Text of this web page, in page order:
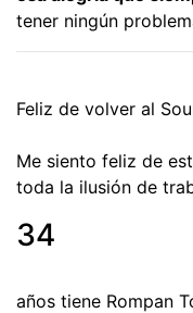
tener ningún
Feliz de volver al
Me siento feliz de
toda la ilusión de
34
años tiene Rompan